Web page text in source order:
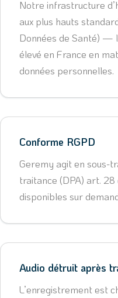
Notre infrastructure
aux plus hauts
Données de Santé) —
élevé en France en
données personnelles.
Conforme RGPD
Geremy agit en sous-
traitance (DPA) art.
disponibles sur
Audio détruit après
L’enregistrement est